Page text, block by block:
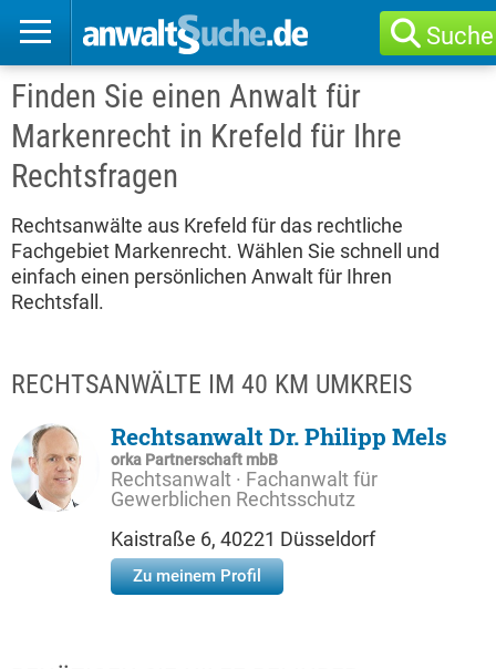
Suche
Finden Sie einen Anwalt für
Markenrecht in Krefeld für Ihre
Rechtsfragen
Rechtsanwälte aus Krefeld für das rechtliche
Fachgebiet Markenrecht. Wählen Sie schnell und
einfach einen persönlichen Anwalt für Ihren
Rechtsfall.
RECHTSANWÄLTE IM 40 KM UMKREIS
Rechtsanwalt Dr. Philipp Mels
orka Partnerschaft mbB
Rechtsanwalt · Fachanwalt für
Gewerblichen Rechtsschutz
Kaistraße 6, 40221 Düsseldorf
Zu meinem Profil